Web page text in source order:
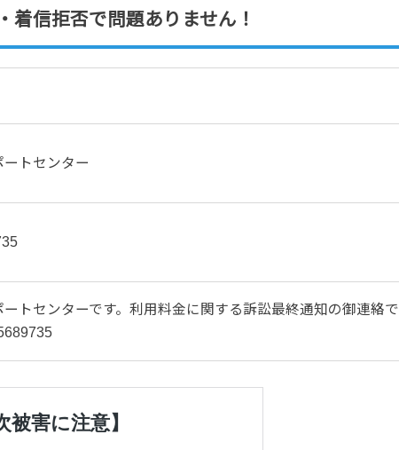
着信拒否で問題ありません！
トセンター
トセンターです。利用料金に関する訴訟最終通知の御連絡で